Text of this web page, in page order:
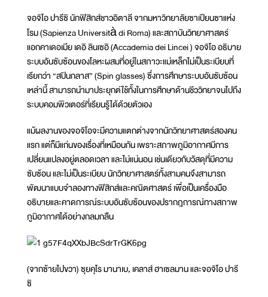
จอจิโอ ปารีซิ นักฟิสิกส์ชาวอิตาลี จากมหาวิทยาลัยซาเปียนซาแห่ง
โรม (Sapienza Università di Roma) และสถาบันวิทยาศาสตร์
แอกคาเดอเมีย เดอิ ลินเซอิ (Accademia dei Lincei ) จอจิโอ อธิบาย
ระบบอันซับซ้อนของโลหะผสมที่อยู่ในสภาวะแม่เหล็กไม่เป็นระเบียบที่
เรียกว่า “สปินกลาส” (Spin glasses) ซึ่งการศึกษาระบบอันซับซ้อน
เหล่านี้ สามารถนำมาประยุกต์ใช้ทั้งในการศึกษาด้านชีววิทยาจนไปถึง
ระบบคอมพิวเตอร์ที่เรียนรู้ได้ด้วยตัวเอง
แม้ผลงานของจอจิโอจะมีความแตกต่างจากนักวิทยาศาสตร์สองคน
แรก แต่ก็มีแก่นของเรื่องที่เหมือนกัน เพราะสภาพภูมิอากาศมีการ
เปลี่ยนแปลงอยู่ตลอดเวลา และไม่แน่นอน เช่นเดียวกับวัสดุที่มีความ
ซับซ้อน และไม่เป็นระเบียบ นักวิทยาศาสตร์ทั้งสามคนจึงสามารถ
พัฒนาแบบจำลองทางฟิสิกส์และคณิตศาสตร์ เพื่อเป็นเครื่องมือ
อธิบายและคาดการณ์ระบบอันซับซ้อนของปรากฎการณ์ทางสภาพ
ภูมิอากาศได้อย่างกลมกลืน
(จากซ้ายไปขวา) ซุยคุโร มานาเบ, เคลาส์ ฮาเซลมาน และจอจิโอ ปารี
ซิ